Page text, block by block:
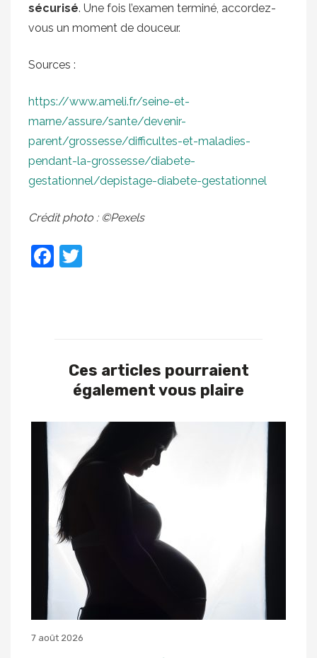
sécurisé. Une fois l’examen terminé, accordez-
vous un moment de douceur.
Sources :
https://www.ameli.fr/seine-et-
marne/assure/sante/devenir-
parent/grossesse/difficultes-et-maladies-
pendant-la-grossesse/diabete-
gestationnel/depistage-diabete-gestationnel
Crédit photo : ©Pexels
Facebook
Ces articles pourraient
également vous plaire
7 août 2026